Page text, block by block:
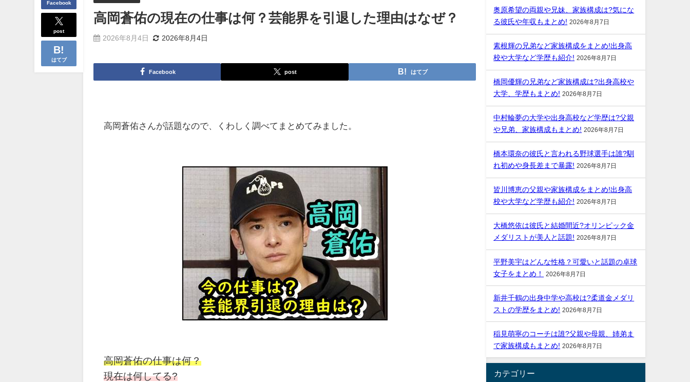
Facebook
post
はてブ
高岡蒼佑の現在の仕事は何？芸能界を引退した理由はなぜ？
2026年8月4日 2026年8月4日
Facebook post はてブ
高岡蒼佑さんが話題なので、くわしく調べてまとめてみました。
高岡蒼佑の仕事は何？
現在は何してる?
奥原希望の両親や兄妹、家族構成は?気にな
る彼氏や年収もまとめ! 2026年8月7日
素根輝の兄弟など家族構成をまとめ!出身高
校や大学など学歴も紹介! 2026年8月7日
橋岡優輝の兄弟など家族構成は?出身高校や
大学、学歴もまとめ! 2026年8月7日
中村輪夢の大学や出身高校など学歴は?父親
や兄弟、家族構成もまとめ! 2026年8月7日
橋本環奈の彼氏と言われる野球選手は誰?馴
れ初めや身長差まで暴露! 2026年8月7日
皆川博恵の父親や家族構成をまとめ!出身高
校や大学など学歴も紹介! 2026年8月7日
大橋悠依は彼氏と結婚間近?オリンピック金
メダリストが美人と話題! 2026年8月7日
平野美宇はどんな性格？可愛いと話題の卓球
女子をまとめ！
2026年8月7日
新井千鶴の出身中学や高校は?柔道金メダリ
ストの学歴をまとめ! 2026年8月7日
稲見萌寧のコーチは誰?父親や母親、姉弟ま
で家族構成もまとめ! 2026年8月7日
カテゴリー